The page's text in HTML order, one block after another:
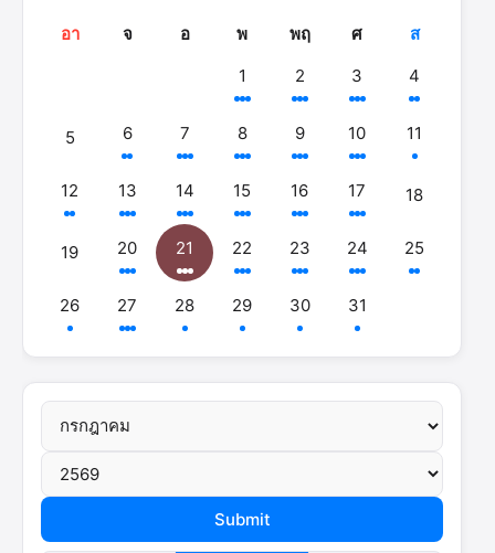
อา จ อ พ พฤ ศ
ส
1
2 3 4
5 6 7 8 9 10 11
12 13 14 15 16 17 18
19 20 21 22 23 24 25
26 27 28 29 30 31